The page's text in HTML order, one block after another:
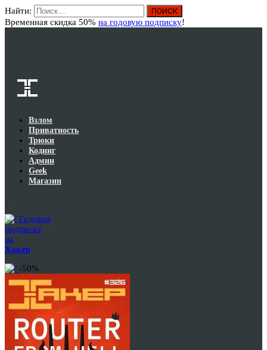
Найти:
Временная скидка 50% на годовую подписку!
Взлом
Приватность
Трюки
Кодинг
Админ
Geek
Магазин
Годовая
подписка
на
Хакер
-50%